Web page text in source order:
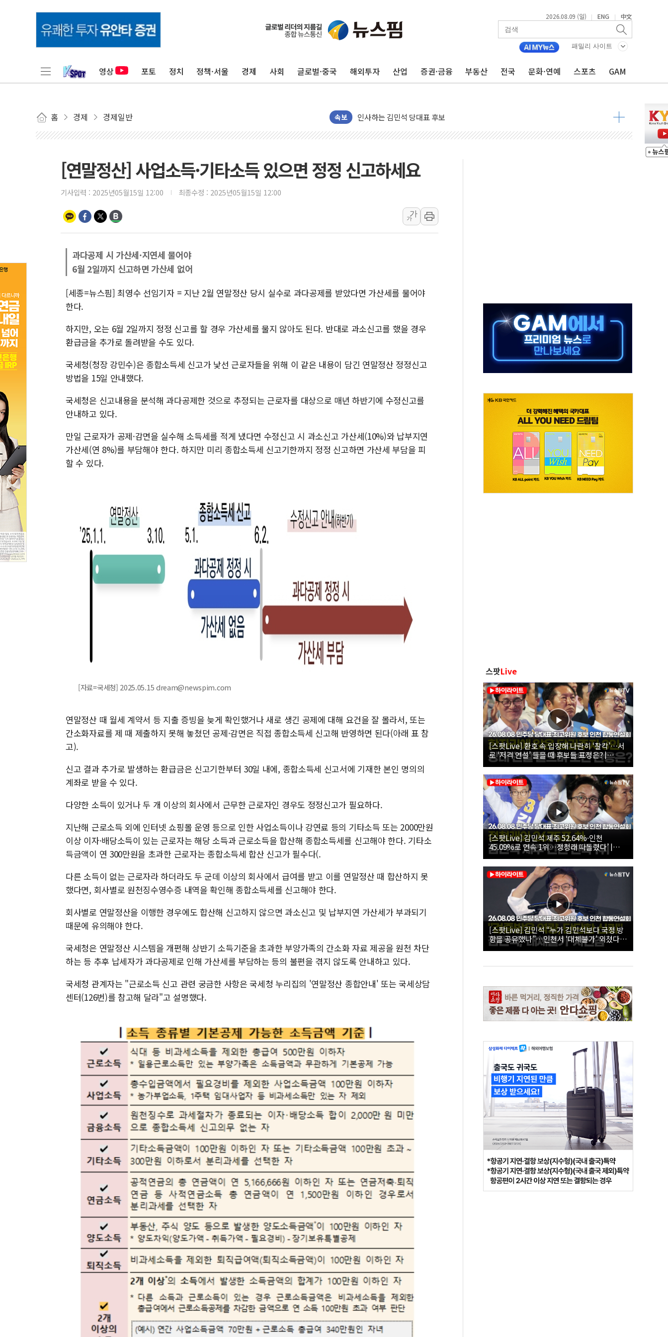
2026.08.09 (일) | ENG | 中文
패밀리 사이트
영상 포토 정치 정책·서울 경제 사회 글로벌·중국 해외투자 산업 증권·금융 부동산 전국 문화·연예 스포츠 GAM
홈 경제 경제일반 속보
포항시 재난예산 40억 긴급 투입…고수온 양식장 복구·지원 '총력'
울진·영덕 '호우특보'-포항 '산사태 주의보'...경북도, 호우 피해·통제구간 없어
인천 합동연설회 나선 송영길·정청래·김민석 당대표 후보
김민석, 2주차 제주·인천 경선서 정청래에 승리...47.75% vs 42.08%
[속보] 민주, 제주·인천 경선 결과 발표...김민석 47.75% 정청래 42.08%
[속보] 민주, 인천 경선 결과 발표...김민석 45.09% 정청래 43.27% 송영길 11.63%
이번주 국내 주요 금융일정(8.10~8.14)
美, 이란전 출구전략 만지작…공습 한계·탄약 부족 현실화
폐기물 수거하다 참변…60대 환경미화원 수거차에 치여 사망
서울 중랑구 주택가서 흉기 난동…60대 남성 2명 숨져
李대통령 "결혼 때문에 손해 보는 일 없게"…'결혼 페널티' 22개 과제 손본다
인천서 말다툼 중 어머니 흉기 살해 10대 아들 체포
'화합' 꺼낸 김민석에 '뻔뻔' 받아친 정청래…제주 연설서 신경전 고조
[연말정산] 사업소득·기타소득 있으면 정정 신고하세요
기사입력 : 2025년05월15일 12:00 최종수정 : 2025년05월15일 12:00
가
가
과다공제 시 가산세·지연세 물어야
6월 2일까지 신고하면 가산세 없어
[세종=뉴스핌] 최영수 선임기자 = 지난 2월 연말정산 당시 실수로 과다공제를 받았다면 가산세를 물어야
한다.
하지만, 오는 6월 2일까지 정정 신고를 할 경우 가산세를 물지 않아도 된다. 반대로 과소신고를 했을 경우
환급금을 추가로 돌려받을 수도 있다.
국세청(청장 강민수)은 종합소득세 신고가 낯선 근로자들을 위해 이 같은 내용이 담긴 연말정산 정정신고
방법을 15일 안내했다.
국세청은 신고내용을 분석해 과다공제한 것으로 추정되는 근로자를 대상으로 매년 하반기에 수정신고를
안내하고 있다.
만일 근로자가 공제·감면을 실수해 소득세를 적게 냈다면 수정신고 시 과소신고 가산세(10%)와 납부지연
가산세(연 8%)를 부담해야 한다. 하지만 미리 종합소득세 신고기한까지 정정 신고하면 가산세 부담을 피
할 수 있다.
[자료=국세청] 2025.05.15 dream@newspim.com
연말정산 때 월세 계약서 등 지출 증빙을 늦게 확인했거나 새로 생긴 공제에 대해 요건을 잘 몰라서, 또는
간소화자료를 제 때 제출하지 못해 놓쳤던 공제·감면은 직접 종합소득세 신고해 반영하면 된다(아래 표 참
고).
신고 결과 추가로 발생하는 환급금은 신고기한부터 30일 내에, 종합소득세 신고서에 기재한 본인 명의의
계좌로 받을 수 있다.
다양한 소득이 있거나 두 개 이상의 회사에서 근무한 근로자인 경우도 정정신고가 필요하다.
지난해 근로소득 외에 인터넷 쇼핑몰 운영 등으로 인한 사업소득이나 강연료 등의 기타소득 또는 2000만원
이상 이자·배당소득이 있는 근로자는 해당 소득과 근로소득을 합산해 종합소득세를 신고해야 한다. 기타소
득금액이 연 300만원을 초과한 근로자는 종합소득세 합산 신고가 필수다(.
다른 소득이 없는 근로자라 하더라도 두 군데 이상의 회사에서 급여를 받고 이를 연말정산 때 합산하지 못
했다면, 회사별로 원천징수영수증 내역을 확인해 종합소득세를 신고해야 한다.
회사별로 연말정산을 이행한 경우에도 합산해 신고하지 않으면 과소신고 및 납부지연 가산세가 부과되기
때문에 유의해야 한다.
국세청은 연말정산 시스템을 개편해 상반기 소득기준을 초과한 부양가족의 간소화 자료 제공을 원천 차단
하는 등 추후 납세자가 과다공제로 인해 가산세를 부담하는 등의 불편을 겪지 않도록 안내하고 있다.
국세청 관계자는 "근로소득 신고 관련 궁금한 사항은 국세청 누리집의 '연말정산 종합안내' 또는 국세상담
센터(126번)를 참고해 달라"고 설명했다.
스팟Live
[스팟Live] 환호 속 입장해 나란히 ‘찰칵’…서
로 ‘저격 연설’ 들을 때 후보들 표정은? |
26.08.08 더불어민주당 당대표·최고위원 후
보 인천 합동연설회
[스팟Live] 김민석 제주 52.64%·인천
45.09%로 연속 1위…정청래 따돌렸다’ |
26.08.08 더불어민주당 당대표·최고위원 후
보 인천 합동연설회
[스팟Live] 김민석 “누가 김민석보다 국정 방
향을 공유했나”…인천서 ‘대체불가’ 외쳤다 |
26.08.08 더불어민주당 당대표·최고위원 후